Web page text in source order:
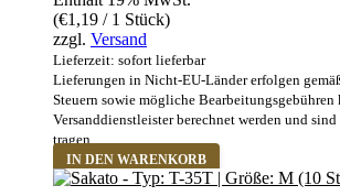
(€1,19 / 1 Stück)
zzgl. Versand
Lieferzeit: sofort lieferbar
Lieferungen in Nicht-EU-Länder erfolgen
Steuern sowie mögliche
Versanddienstleister berechnet werden und
tragen.
IN DEN WARENKORB